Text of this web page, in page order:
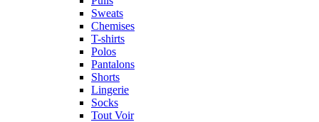
Sweats
Chemises
T-shirts
Polos
Pantalons
Shorts
Lingerie
Socks
Tout Voir